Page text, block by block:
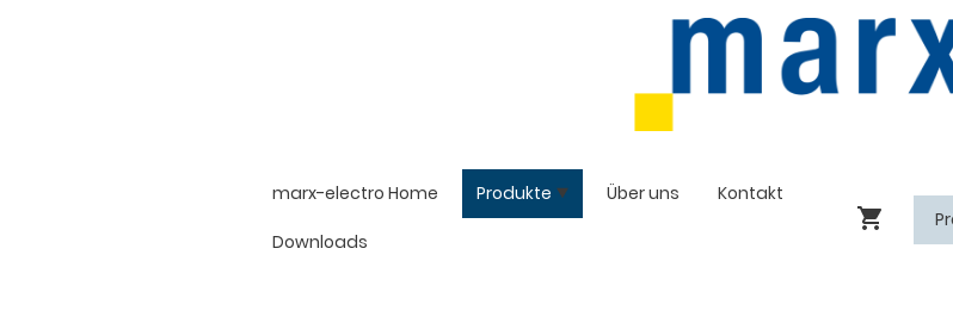
marx-electro Home Produkte Über uns Kontakt
Downloads